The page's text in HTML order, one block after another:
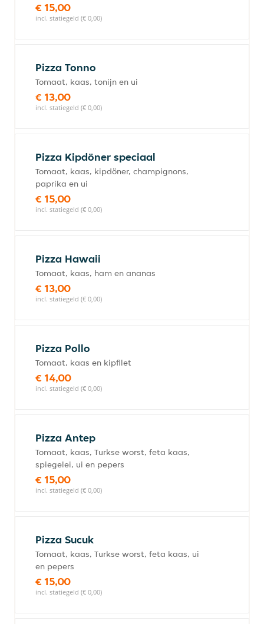
€ 15,00
incl. statiegeld (€ 0,00)
Pizza Tonno
Tomaat, kaas, tonijn en ui
€ 13,00
incl. statiegeld (€ 0,00)
Pizza Kipdöner speciaal
Tomaat, kaas, kipdöner, champignons,
paprika en ui
€ 15,00
incl. statiegeld (€ 0,00)
Pizza Hawaii
Tomaat, kaas, ham en ananas
€ 13,00
incl. statiegeld (€ 0,00)
Pizza Pollo
Tomaat, kaas en kipfilet
€ 14,00
incl. statiegeld (€ 0,00)
Pizza Antep
Tomaat, kaas, Turkse worst, feta kaas,
spiegelei, ui en pepers
€ 15,00
incl. statiegeld (€ 0,00)
Pizza Sucuk
Tomaat, kaas, Turkse worst, feta kaas, ui
en pepers
€ 15,00
incl. statiegeld (€ 0,00)